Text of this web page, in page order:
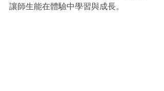
讓師生能在體驗中學習與成長。